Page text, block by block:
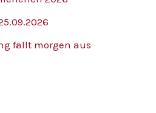
fällt morgen aus